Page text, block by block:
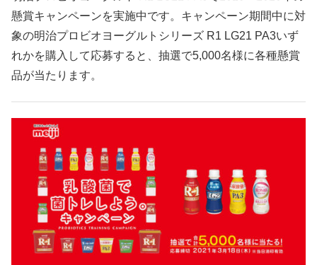
懸賞キャンペーンを実施中です。キャンペーン期間中に対
象の明治プロビオヨーグルトシリーズ R1 LG21 PA3いず
れかを購入して応募すると、抽選で5,000名様に各種懸賞
品が当たります。